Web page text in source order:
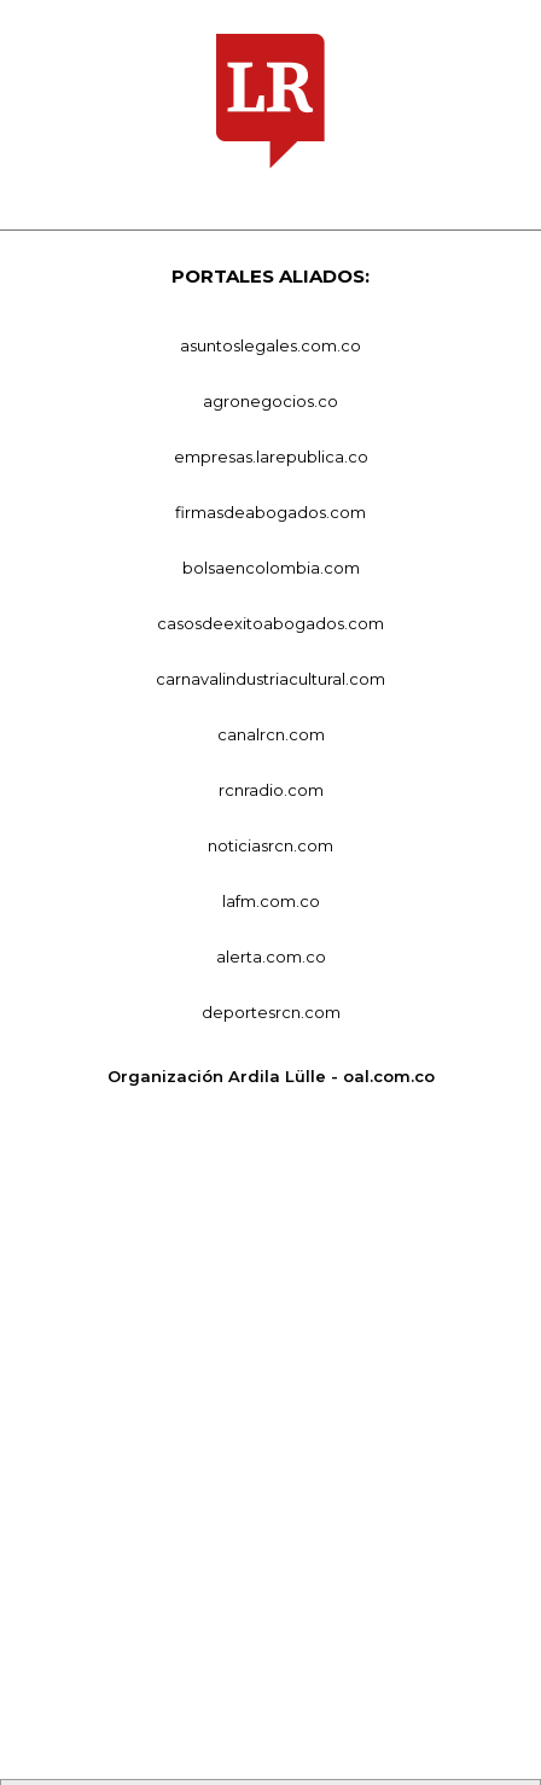
PORTALES ALIADOS:
asuntoslegales.com.co
agronegocios.co
empresas.larepublica.co
firmasdeabogados.com
bolsaencolombia.com
casosdeexitoabogados.com
carnavalindustriacultural.com
canalrcn.com
rcnradio.com
noticiasrcn.com
lafm.com.co
alerta.com.co
deportesrcn.com
Organización Ardila Lülle - oal.com.co